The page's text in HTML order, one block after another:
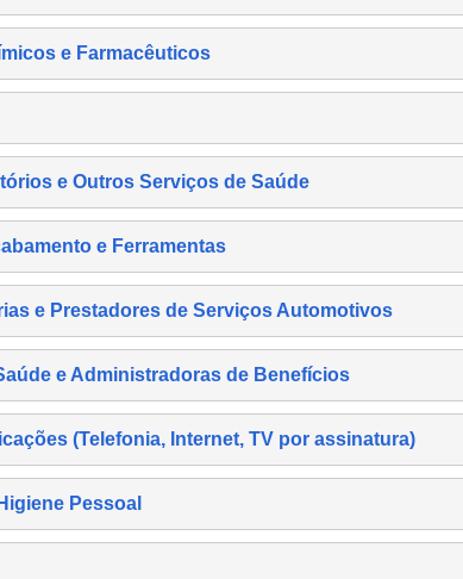
e Farmacêuticos
e Outros Serviços de Saúde
e Ferramentas
e Prestadores de Serviços Automotivos
e Administradoras de Benefícios
(Telefonia, Internet, TV por assinatura)
Pessoal